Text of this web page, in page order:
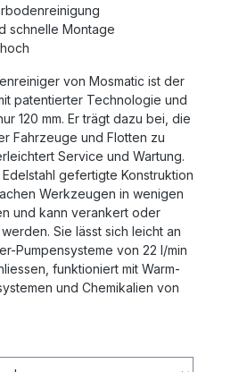
schnelle Montage
von Mosmatic ist der
patentierter Technologie und
120 mm. Er trägt dazu bei, die
Fahrzeuge und Flotten zu
Service und Wartung.
gefertigte Konstruktion
Werkzeugen in wenigen
und kann verankert oder
Sie lässt sich leicht an
Pumpensysteme von 22 l/min
funktioniert mit Warm-
und Chemikalien von